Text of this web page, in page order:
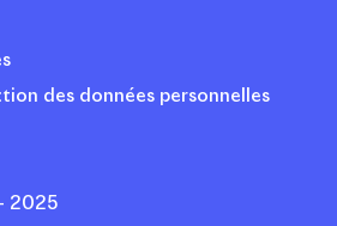
des données personnelles
2025